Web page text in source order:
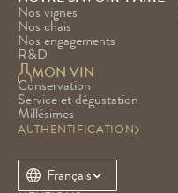
Nos vignes
Nos chais
Nos engagements
R&D
MON VIN
Conservation
Service et dégustation
Millésimes
AUTHENTIFICATION
Select Language
Français